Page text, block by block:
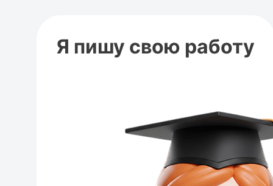
Я пишу свою работу